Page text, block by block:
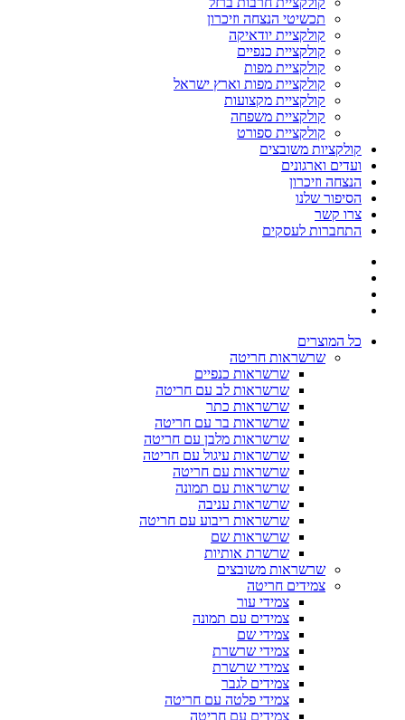
תכשיטי הנצחה וזיכרון
קולקציית יודאיקה
קולקציית כנפיים
קולקציית מפות
קולקציית מפות וארץ ישראל
קולקציית מקצועות
קולקציית משפחה
קולקציית ספורט
קולקציות משובצים
ועדים וארגונים
הנצחה וזיכרון
הסיפור שלנו
צרו קשר
התחברות לעסקים
כל המוצרים
שרשראות חריטה
שרשראות כנפיים
שרשראות לב עם חריטה
שרשראות כתר
שרשראות בר עם חריטה
שרשראות מלבן עם חריטה
שרשראות עיגול עם חריטה
שרשראות עם חריטה
שרשראות עם תמונה
שרשראות עניבה
שרשראות ריבוע עם חריטה
שרשראות שם
שרשרת אותיות
שרשראות משובצים
צמידים חריטה
צמידי עור
צמידים עם תמונה
צמידי שם
צמידי שרשרת
צמידי שרשרת
צמידים לגבר
צמידי פלטה עם חריטה
צמידים עם חריטה